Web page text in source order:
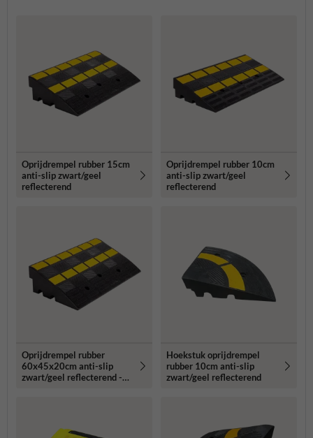
Oprijdrempel rubber 15cm
anti-slip zwart/geel
reflecterend
Oprijdrempel rubber 10cm
anti-slip zwart/geel
reflecterend
Oprijdrempel rubber
60x45x20cm anti-slip
zwart/geel reflecterend -
Hoekstuk oprijdrempel
rubber 10cm anti-slip
zwart/geel reflecterend